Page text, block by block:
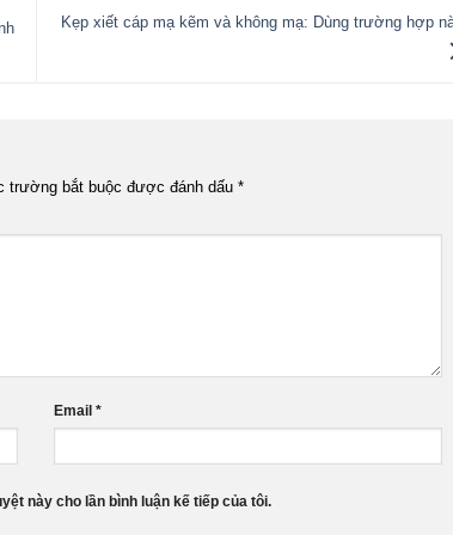
Kẹp xiết cáp mạ kẽm và không mạ: Dùng trường hợp
trường bắt buộc được đánh dấu *
Email*
này cho lần bình luận kế tiếp của tôi.